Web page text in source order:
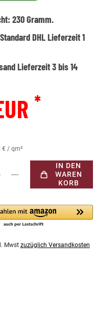
230Gramm.
Standard DHL Lieferzeit 1
Lieferzeit 3 bis 14
*
€ / qm²
IN DEN
WAREN
KORB
Mwst zuzüglich Versandkosten